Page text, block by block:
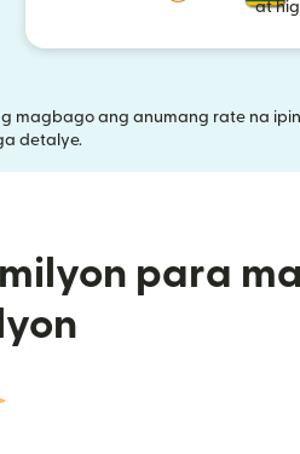
at
magbago ang anumang rate na
bagong window)
detalye.
para